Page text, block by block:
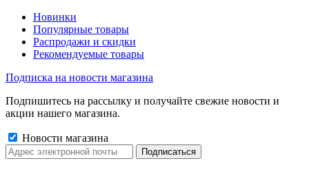
Новинки
Популярные товары
Распродажи и скидки
Рекомендуемые товары
Подписка на новости магазина
Подпишитесь на рассылку и получайте свежие новости и
акции нашего магазина.
Новости магазина